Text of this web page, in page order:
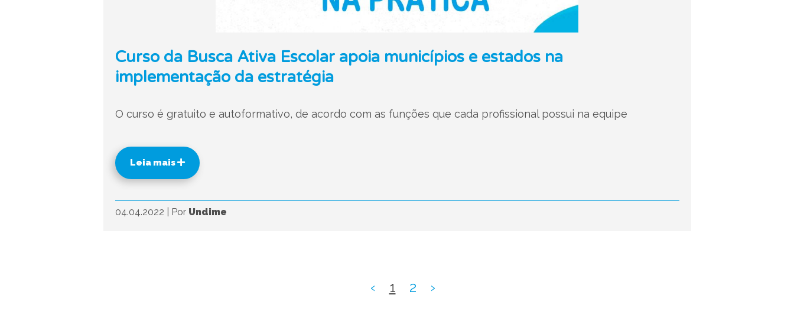
Curso da Busca Ativa Escolar apoia municípios e estados na
implementação da estratégia
O curso é gratuito e autoformativo, de acordo com as funções que cada profissional possui na equipe
Leia mais
04.04.2022 Por Undime
‹ 1 2 ›